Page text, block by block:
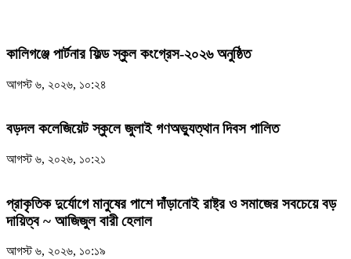
কালিগঞ্জে পার্টনার ফিল্ড স্কুল কংগ্রেস-২০২৬ অনুষ্ঠিত
আগস্ট ৬, ২০২৬, ১০:২৪
বড়দল কলেজিয়েট স্কুলে জুলাই গণঅভ্যুত্থান দিবস পালিত
আগস্ট ৬, ২০২৬, ১০:২১
প্রাকৃতিক দুর্যোগে মানুষের পাশে দাঁড়ানোই রাষ্ট্র ও সমাজের সবচেয়ে বড়
দায়িত্ব ~ আজিজুল বারী হেলাল
আগস্ট ৬, ২০২৬, ১০:১৯